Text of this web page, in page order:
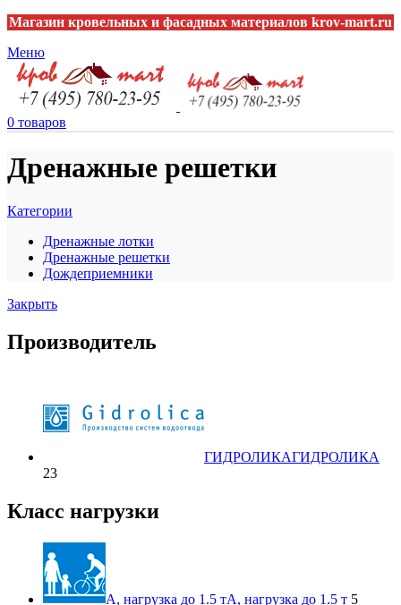
Магазин кровельных и фасадных материалов krov-mart.ru
Меню
0 товаров
Дренажные решетки
Категории
Дренажные лотки
Дренажные решетки
Дождеприемники
Закрыть
Производитель
ГИДРОЛИКАГИДРОЛИКА
23
Класс нагрузки
A, нагрузка до 1.5 тA, нагрузка до 1.5 т 5